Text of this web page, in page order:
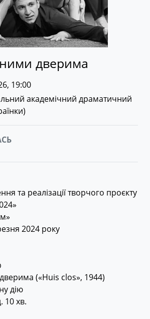
дверима
19:00
академічний драматичний
)
та реалізації творчого проєкту
2024 року
(«Huis clos», 1944)
дію
10 хв.